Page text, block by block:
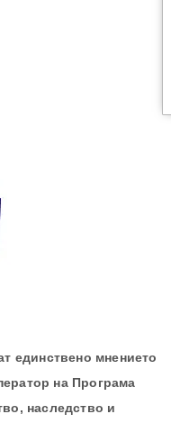
единствено мнението
на Програма
наследство и